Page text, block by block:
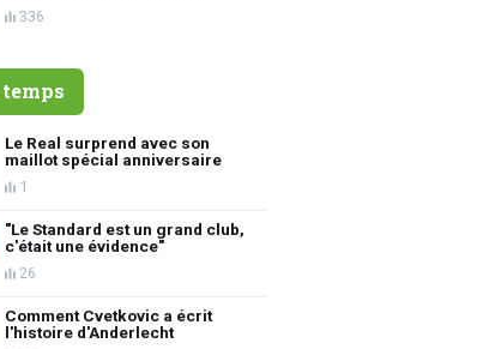
336
Le Real surprend avec son
maillot spécial anniversaire
1
"Le Standard est un grand club,
c'était une évidence"
26
Comment Cvetkovic a écrit
l'histoire d'Anderlecht